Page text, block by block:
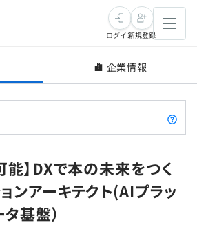
ログイン新規登録
企業情報
能】DXで本の未来をつく
ンアーキテクト(AIプラッ
基盤）